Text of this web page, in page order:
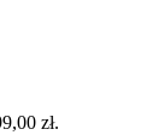
zł.